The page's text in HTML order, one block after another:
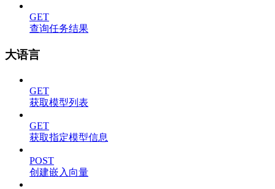
GET
查询任务结果
大语言
GET
获取模型列表
GET
获取指定模型信息
POST
创建嵌入向量